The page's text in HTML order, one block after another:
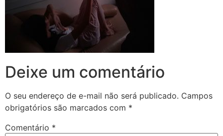
Deixe um comentário
O seu endereço de e-mail não será publicado. Campos
obrigatórios são marcados com *
Comentário *